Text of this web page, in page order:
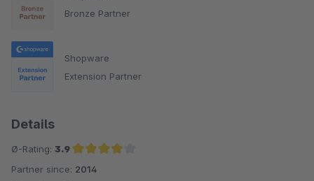
Bronze Partner
Shopware
Extension Partner
Details
Ø-Rating: 3.9
Average rating of 3.9 out of 5 stars
Partner since: 2014